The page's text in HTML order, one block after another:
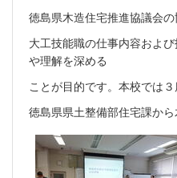
徳島県木造住宅推進協議会の
大工技能職の仕事内容およ
や理解を深める
ことが目的です。本校では３
徳島県県土整備部住宅課か